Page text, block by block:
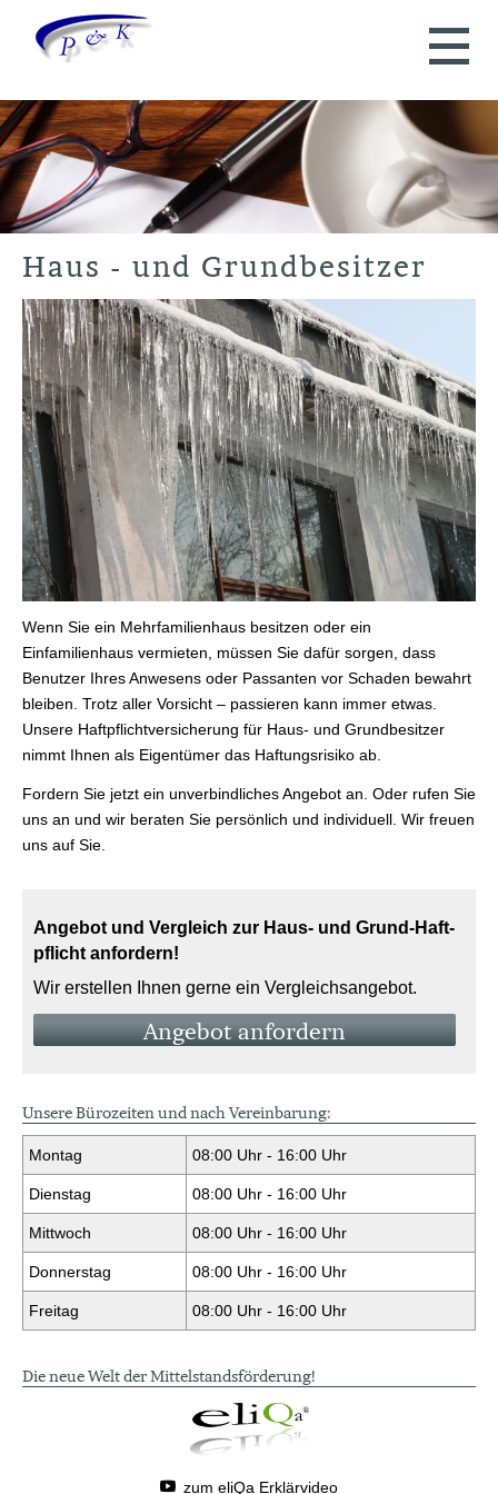
Haus - und Grundbesitzer
Wenn Sie ein Mehrfamilienhaus besitzen oder ein
Einfamilienhaus vermieten, müssen Sie dafür sorgen, dass
Benutzer Ihres Anwesens oder Passanten vor Schaden bewahrt
bleiben. Trotz aller Vorsicht – passieren kann immer etwas.
Unsere Haft­pflichtversicherung für Haus- und Grundbesitzer
nimmt Ihnen als Eigentümer das Haftungsrisiko ab.
Fordern Sie jetzt ein unverbindliches Angebot an. Oder rufen Sie
uns an und wir beraten Sie persönlich und individuell. Wir freuen
uns auf Sie.
Angebot und Vergleich zur Haus- und Grund-Haft­
pflicht anfordern!
Wir erstellen Ihnen gerne ein Vergleichsangebot.
An­ge­bot an­for­dern
Unsere Bürozeiten und nach Vereinbarung:
Montag 08:00 Uhr - 16:00 Uhr
Dienstag 08:00 Uhr - 16:00 Uhr
Mittwoch 08:00 Uhr - 16:00 Uhr
Donnerstag 08:00 Uhr - 16:00 Uhr
Freitag 08:00 Uhr - 16:00 Uhr
Die neue Welt der Mittelstandsförderung!
zum eliQa Erklärvideo